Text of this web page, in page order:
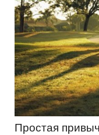
Простая